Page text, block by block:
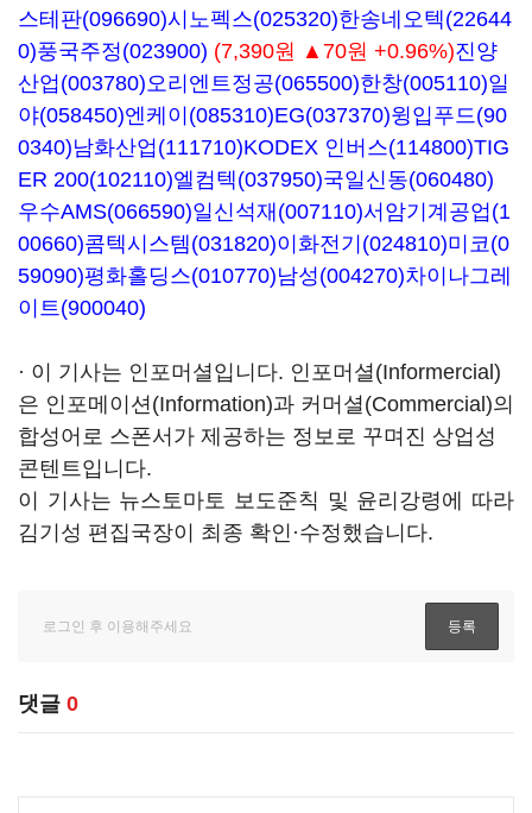
스테판(096690)시노펙스(025320)한송네오텍(22644
0)풍국주정(023900) (7,390원 ▲70원 +0.96%)진양
산업(003780)오리엔트정공(065500)한창(005110)일
야(058450)엔케이(085310)EG(037370)윙입푸드(90
0340)남화산업(111710)KODEX 인버스(114800)TIG
ER 200(102110)엘컴텍(037950)국일신동(060480)
우수AMS(066590)일신석재(007110)서암기계공업(1
00660)콤텍시스템(031820)이화전기(024810)미코(0
59090)평화홀딩스(010770)남성(004270)차이나그레
이트(900040)
· 이 기사는 인포머셜입니다. 인포머셜(Informercial)
은 인포메이션(Information)과 커머셜(Commercial)의
합성어로 스폰서가 제공하는 정보로 꾸며진 상업성
콘텐트입니다.
이 기사는 뉴스토마토 보도준칙 및 윤리강령에 따라
김기성 편집국장이 최종 확인·수정했습니다.
댓글 0